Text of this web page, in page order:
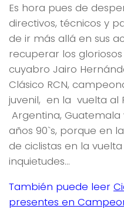
Es hora pues de
directivos, técnicos y
de ir más allá en sus
recuperar los
cuyabro Jairo
Clásico RCN,
juvenil, en la vuelta al
Argentina, Guatemala
años 90`s, porque en
de ciclistas en la
inquietudes…
También puede leer
presentes en